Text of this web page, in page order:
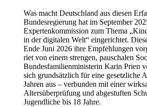
Was macht Deutschland aus diesen
Bundesregierung hat im September
Expertenkommission zum Thema
in der digitalen Welt“ eingerichtet.
Ende Juni 2026 ihre Empfehlungen
riet von einem strengen, pauschalen
Bundesfamilienministerin Karin Prien
sich grundsätzlich für eine gesetzliche
Jahren aus – verbunden mit einer
Altersüberprüfung und abgestuften
Jugendliche bis 18 Jahre.